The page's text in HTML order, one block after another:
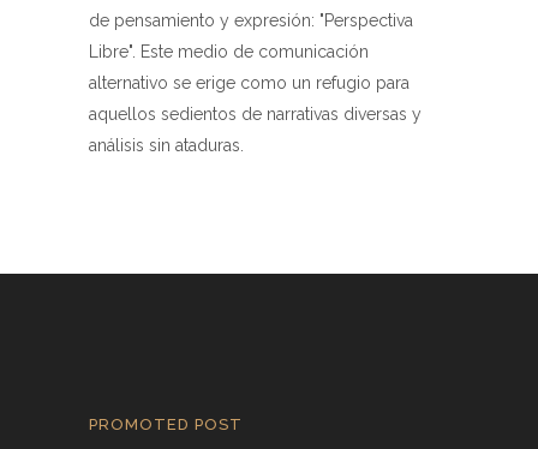
de pensamiento y expresión: "Perspectiva
Libre". Este medio de comunicación
alternativo se erige como un refugio para
aquellos sedientos de narrativas diversas y
análisis sin ataduras.
PROMOTED POST